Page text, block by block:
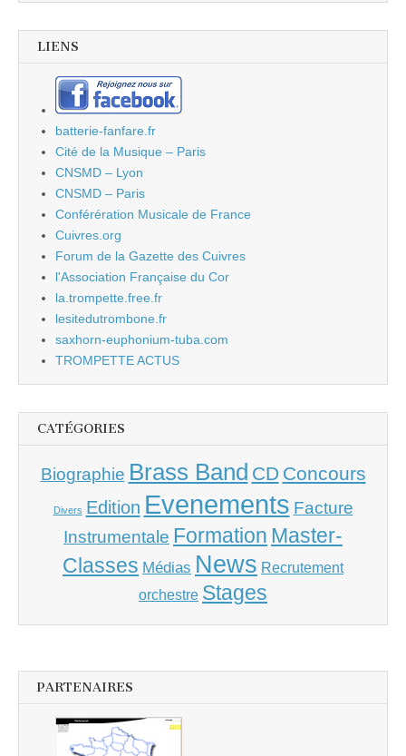
LIENS
batterie-fanfare.fr
Cité de la Musique – Paris
CNSMD – Lyon
CNSMD – Paris
Conférération Musicale de France
Cuivres.org
Forum de la Gazette des Cuivres
l'Association Française du Cor
la.trompette.free.fr
lesitedutrombone.fr
saxhorn-euphonium-tuba.com
TROMPETTE ACTUS
CATÉGORIES
Biographie Brass Band CD Concours
Divers Edition Evenements Facture
Instrumentale Formation Master-
Classes Médias News Recrutement
orchestre Stages
PARTENAIRES